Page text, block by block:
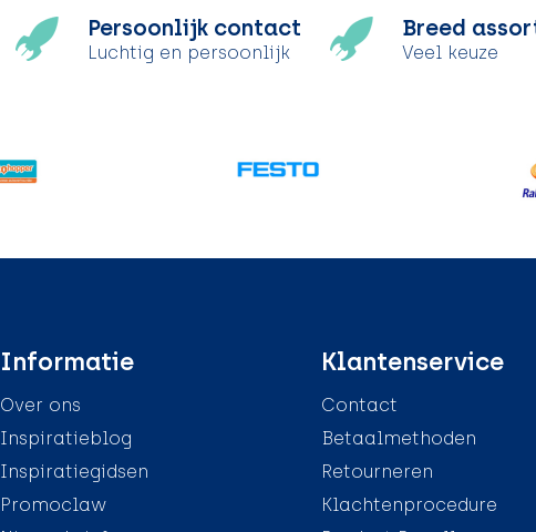
Persoonlijk contact
Luchtig en persoonlijk
Breed
Veel keuze
Informatie
Over ons
Inspiratieblog
Inspiratiegidsen
Promoclaw
Klantenservice
Contact
Betaalmethoden
Retourneren
Klachtenprocedure